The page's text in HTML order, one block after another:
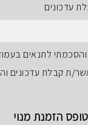
עדכונים
לתנאים
ת קבלת עדכונים
הזמנת מנוי